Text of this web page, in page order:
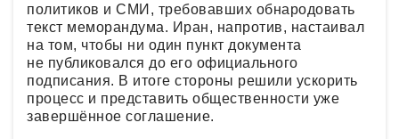
политиков и СМИ, требовавших обнародовать
текст меморандума. Иран, напротив, настаивал
на том, чтобы ни один пункт документа
не публиковался до его официального
подписания. В итоге стороны решили ускорить
процесс и представить общественности уже
завершённое соглашение.